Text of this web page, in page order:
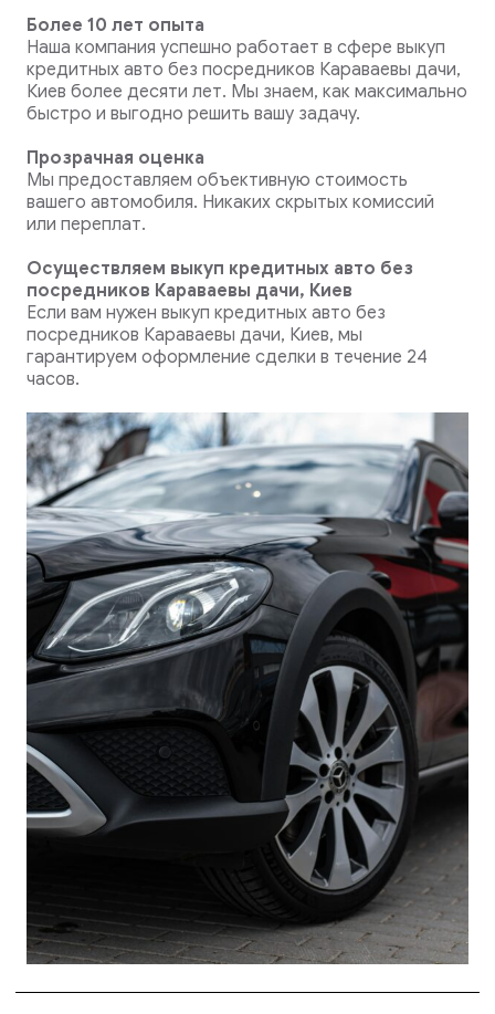
Более 10 лет опыта
Наша компания успешно работает в сфере выкуп
кредитных авто без посредников Караваевы дачи,
Киев более десяти лет. Мы знаем, как максимально
быстро и выгодно решить вашу задачу.
Прозрачная оценка
Мы предоставляем объективную стоимость
вашего автомобиля. Никаких скрытых комиссий
или переплат.
Осуществляем выкуп кредитных авто без
посредников Караваевы дачи, Киев
Если вам нужен выкуп кредитных авто без
посредников Караваевы дачи, Киев, мы
гарантируем оформление сделки в течение 24
часов.